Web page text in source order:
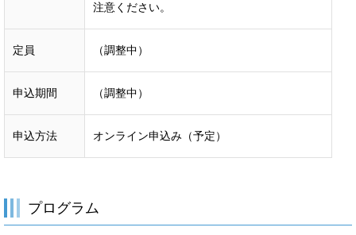
注意ください。
定員 （調整中）
申込期間 （調整中）
申込方法 オンライン申込み（予定）
プログラム